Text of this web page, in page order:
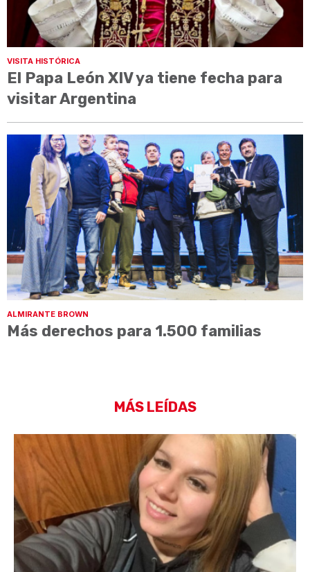
VISITA HISTÓRICA
El Papa León XIV ya tiene fecha para
visitar Argentina
ALMIRANTE BROWN
Más derechos para 1.500 familias
MÁS LEÍDAS